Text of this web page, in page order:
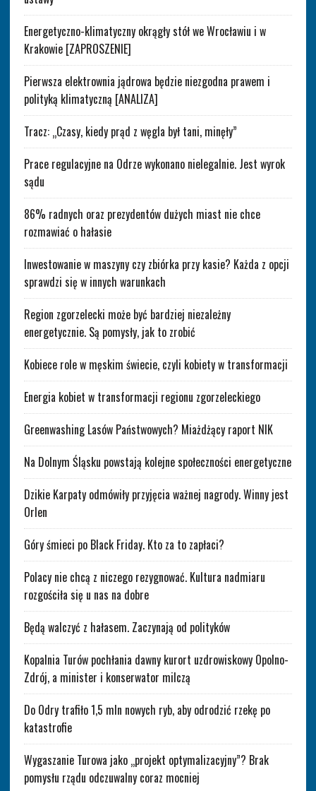
Energetyczno-klimatyczny okrągły stół we Wrocławiu i w
Krakowie [ZAPROSZENIE]
Pierwsza elektrownia jądrowa będzie niezgodna prawem i
polityką klimatyczną [ANALIZA]
Tracz: „Czasy, kiedy prąd z węgla był tani, minęły”
Prace regulacyjne na Odrze wykonano nielegalnie. Jest wyrok
sądu
86% radnych oraz prezydentów dużych miast nie chce
rozmawiać o hałasie
Inwestowanie w maszyny czy zbiórka przy kasie? Każda z opcji
sprawdzi się w innych warunkach
Region zgorzelecki może być bardziej niezależny
energetycznie. Są pomysły, jak to zrobić
Kobiece role w męskim świecie, czyli kobiety w transformacji
Energia kobiet w transformacji regionu zgorzeleckiego
Greenwashing Lasów Państwowych? Miażdżący raport NIK
Na Dolnym Śląsku powstają kolejne społeczności energetyczne
Dzikie Karpaty odmówiły przyjęcia ważnej nagrody. Winny jest
Orlen
Góry śmieci po Black Friday. Kto za to zapłaci?
Polacy nie chcą z niczego rezygnować. Kultura nadmiaru
rozgościła się u nas na dobre
Będą walczyć z hałasem. Zaczynają od polityków
Kopalnia Turów pochłania dawny kurort uzdrowiskowy Opolno-
Zdrój, a minister i konserwator milczą
Do Odry trafiło 1,5 mln nowych ryb, aby odrodzić rzekę po
katastrofie
Wygaszanie Turowa jako „projekt optymalizacyjny”? Brak
pomysłu rządu odczuwalny coraz mocniej